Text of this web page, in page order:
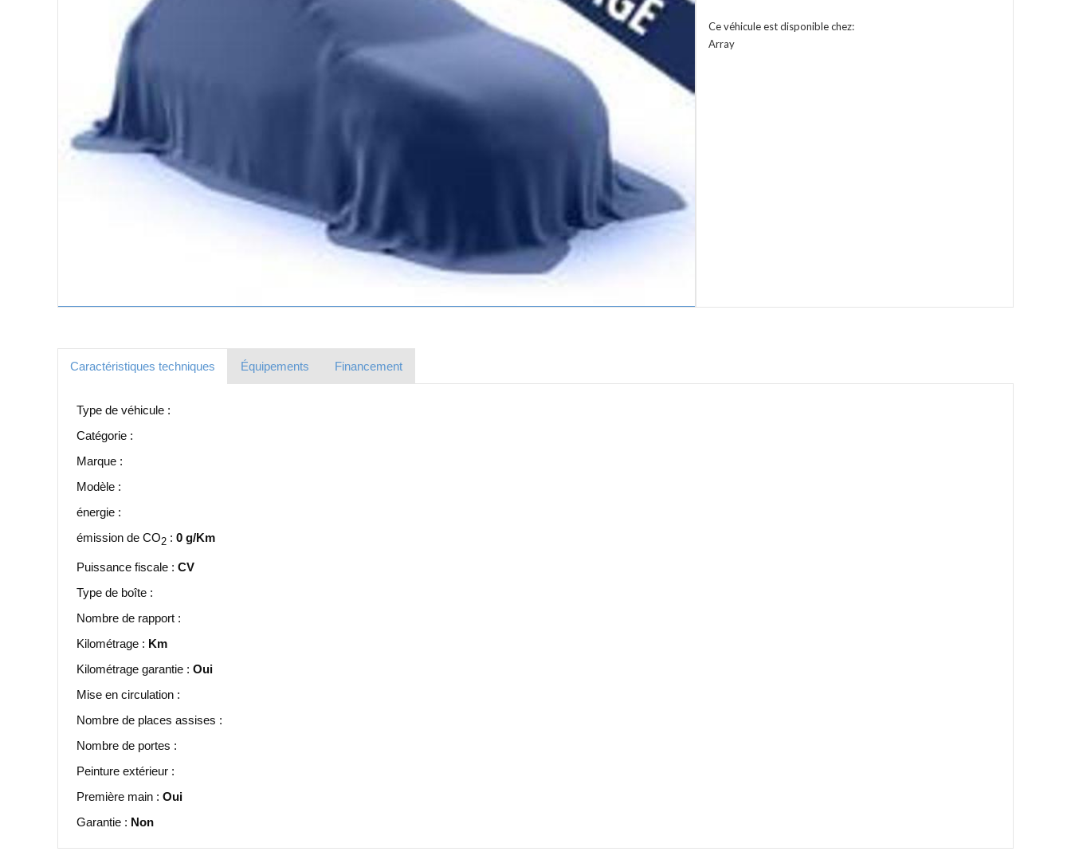
Ce véhicule est disponible chez:
Array
Caractéristiques techniques Équipements Financement
Type de véhicule :
Catégorie :
Marque :
Modèle :
énergie :
émission de CO2 :0 g/Km
Puissance fiscale :CV
Type de boîte :
Nombre de rapport :
Kilométrage : Km
Kilométrage garantie :Oui
Mise en circulation :
Nombre de places assises :
Nombre de portes :
Peinture extérieur :
Première main :Oui
Garantie : Non